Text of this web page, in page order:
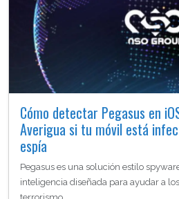
Cómo detectar Pegasus en
Averigua si tu móvil está
espía
Pegasus es una solución estilo
inteligencia diseñada para ayudar a